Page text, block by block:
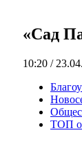
«Сад
10:20 /
ТОП